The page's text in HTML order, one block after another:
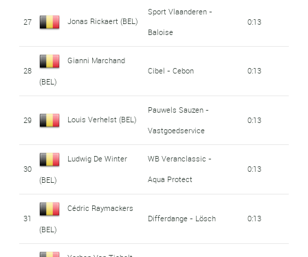
27 Jonas Rickaert (BEL)
Sport Vlaanderen -
Baloise
0:13
28
Gianni Marchand
(BEL)
Cibel - Cebon 0:13
29 Louis Verhelst (BEL)
Pauwels Sauzen -
Vastgoedservice
0:13
30
Ludwig De Winter
(BEL)
WB Veranclassic -
Aqua Protect
0:13
31
Cédric Raymackers
(BEL)
Differdange - Lösch 0:13